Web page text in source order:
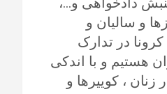
و سالیان و
در تدارک
هستیم و با اندکی
زنان ، کوییرها و